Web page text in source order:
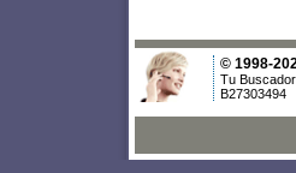
© 1998-
Tu
B27303494